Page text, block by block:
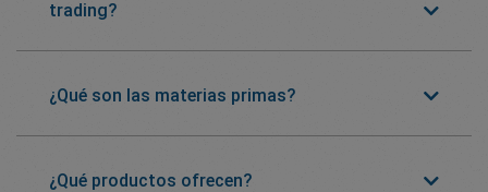
trading?
¿Qué son las materias primas?
¿Qué productos ofrecen?